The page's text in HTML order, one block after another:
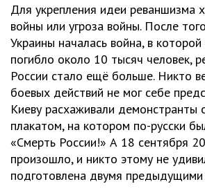
Для укрепления идеи реваншизма
войны или угроза войны. После
Украины началась война, в
погибло около 10 тысяч человек,
России стало ещё больше. Никто
боевых действий не мог себе
Киеву расхаживали демонстранты
плакатом, на котором по-русски
«Смерть России!» А 18 сентября
произошло, и никто этому не
подготовлена двумя